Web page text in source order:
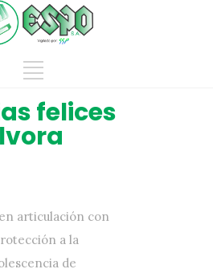
herramientas
felices
en articulación con
a la
de